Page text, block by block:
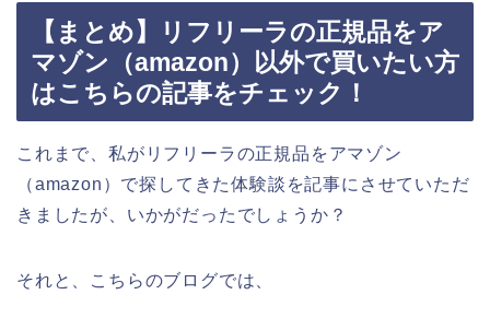
【まとめ】リフリーラの正規品をア
マゾン（amazon）以外で買いたい方
はこちらの記事をチェック！
これまで、私がリフリーラの正規品をアマゾン
（amazon）で探してきた体験談を記事にさせていただ
きましたが、いかがだったでしょうか？
それと、こちらのブログでは、